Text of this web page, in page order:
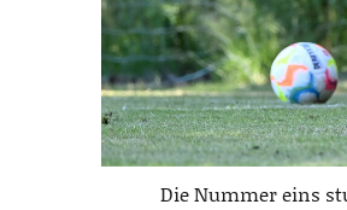
Die Nummer eins